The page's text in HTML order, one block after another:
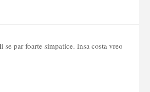
par foarte simpatice. Insa costa vreo